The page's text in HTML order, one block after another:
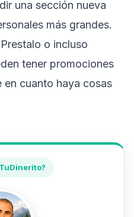
una sección nueva
más grandes.
o incluso
tener promociones
en cuanto haya cosas